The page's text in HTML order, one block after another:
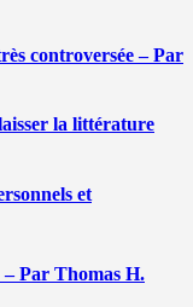
controversée – Par
la littérature
et
Par Thomas H.